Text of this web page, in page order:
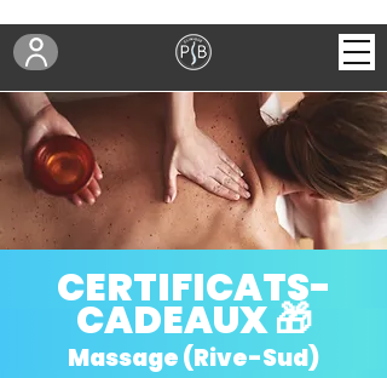
CERTIFICATS-
CADEAUX 🎁
Massage (Rive-Sud)